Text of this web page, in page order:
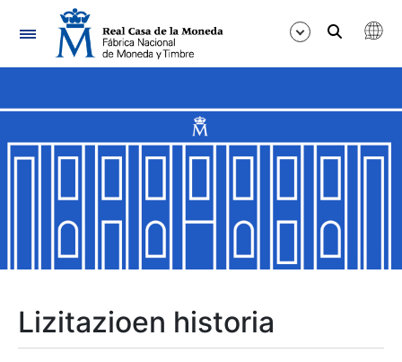
Nabigazioa
Erakutsi/Ezkutatu
Erakutsi/Ezkutatu
Erakutsi/Ezkutatu
Lizitazioen historia